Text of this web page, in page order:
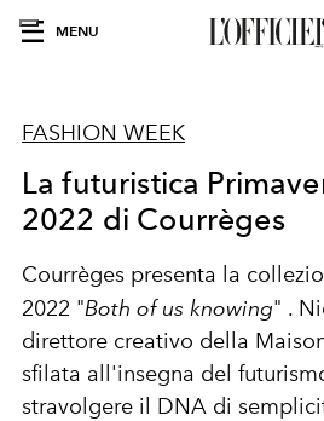
MENU
FASHION WEEK
La futuristica
2022 di Courrèges
Courrèges presenta la
2022 "Both of us knowing" .
direttore creativo della
sfilata all'insegna del
stravolgere il DNA di